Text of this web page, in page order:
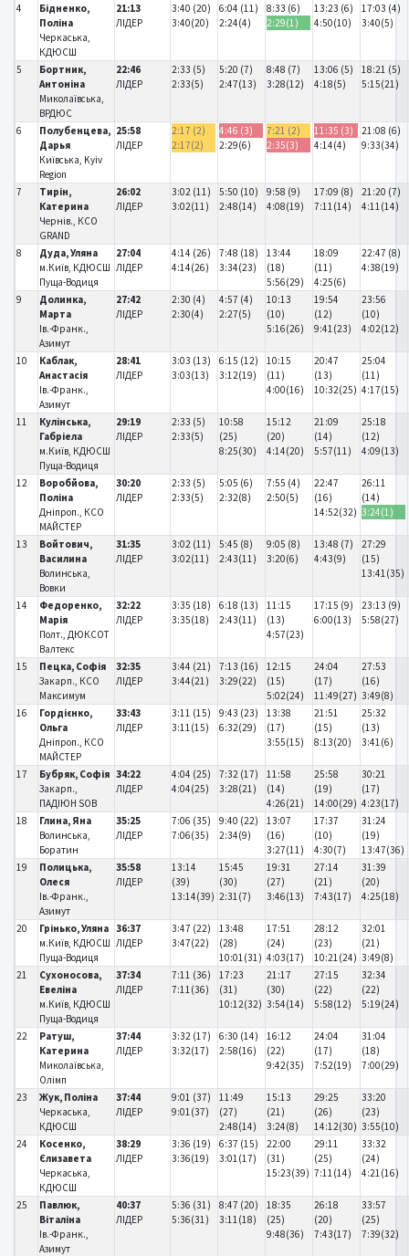
4
Бідненко,
Поліна
Черкаська,
КДЮСШ
21:13
ЛІДЕР
3:40 (20)
3:40(20)
6:04 (11)
2:24(4)
8:33 (6)
2:29(1)
13:23 (6)
4:50(10)
17:03 (4)
3:40(5)
5
Бортник,
Антоніна
Миколаївська,
ВРДЮС
22:46
ЛІДЕР
2:33 (5)
2:33(5)
5:20 (7)
2:47(13)
8:48 (7)
3:28(12)
13:06 (5)
4:18(5)
18:21 (5)
5:15(21)
6
Полубенцева,
Дарья
Київська, Kyiv
Region
25:58
ЛІДЕР
2:17 (2)
2:17(2)
4:46 (3)
2:29(6)
7:21 (2)
2:35(3)
11:35 (3)
4:14(4)
21:08 (6)
9:33(34)
7
Тирін,
Катерина
Чернів., КСО
GRAND
26:02
ЛІДЕР
3:02 (11)
3:02(11)
5:50 (10)
2:48(14)
9:58 (9)
4:08(19)
17:09 (8)
7:11(14)
21:20 (7)
4:11(14)
8
Дуда, Уляна
м.Київ, КДЮСШ
Пуща-Водиця
27:04
ЛІДЕР
4:14 (26)
4:14(26)
7:48 (18)
3:34(23)
13:44
(18)
5:56(29)
18:09
(11)
4:25(6)
22:47 (8)
4:38(19)
9
Долинка,
Марта
Ів.-Франк.,
Азимут
27:42
ЛІДЕР
2:30 (4)
2:30(4)
4:57 (4)
2:27(5)
10:13
(10)
5:16(26)
19:54
(12)
9:41(23)
23:56
(10)
4:02(12)
10
Каблак,
Анастасія
Ів.-Франк.,
Азимут
28:41
ЛІДЕР
3:03 (13)
3:03(13)
6:15 (12)
3:12(19)
10:15
(11)
4:00(16)
20:47
(13)
10:32(25)
25:04
(11)
4:17(15)
11
Кулінська,
Габріела
м.Київ, КДЮСШ
Пуща-Водиця
29:19
ЛІДЕР
2:33 (5)
2:33(5)
10:58
(25)
8:25(30)
15:12
(20)
4:14(20)
21:09
(14)
5:57(11)
25:18
(12)
4:09(13)
12
Воробйова,
Поліна
Дніпроп., КСО
МАЙСТЕР
30:20
ЛІДЕР
2:33 (5)
2:33(5)
5:05 (6)
2:32(8)
7:55 (4)
2:50(5)
22:47
(16)
14:52(32)
26:11
(14)
3:24(1)
13
Войтович,
Василина
Волинська,
Вовки
31:35
ЛІДЕР
3:02 (11)
3:02(11)
5:45 (8)
2:43(11)
9:05 (8)
3:20(6)
13:48 (7)
4:43(9)
27:29
(15)
13:41(35)
14
Федоренко,
Марія
Полт., ДЮКСОТ
Валтекс
32:22
ЛІДЕР
3:35 (18)
3:35(18)
6:18 (13)
2:43(11)
11:15
(13)
4:57(23)
17:15 (9)
6:00(13)
23:13 (9)
5:58(27)
15
Пецка, Софія
Закарп., КСО
Максимум
32:35
ЛІДЕР
3:44 (21)
3:44(21)
7:13 (16)
3:29(22)
12:15
(15)
5:02(24)
24:04
(17)
11:49(27)
27:53
(16)
3:49(8)
16
Гордієнко,
Ольга
Дніпроп., КСО
МАЙСТЕР
33:43
ЛІДЕР
3:11 (15)
3:11(15)
9:43 (23)
6:32(29)
13:38
(17)
3:55(15)
21:51
(15)
8:13(20)
25:32
(13)
3:41(6)
17
Бубряк, Софія
Закарп.,
ПАДІЮН SOB
34:22
ЛІДЕР
4:04 (25)
4:04(25)
7:32 (17)
3:28(21)
11:58
(14)
4:26(21)
25:58
(19)
14:00(29)
30:21
(17)
4:23(17)
18
Глина, Яна
Волинська,
Боратин
35:25
ЛІДЕР
7:06 (35)
7:06(35)
9:40 (22)
2:34(9)
13:07
(16)
3:27(11)
17:37
(10)
4:30(7)
31:24
(19)
13:47(36)
19
Полицька,
Олеся
Ів.-Франк.,
Азимут
35:58
ЛІДЕР
13:14
(39)
13:14(39)
15:45
(30)
2:31(7)
19:31
(27)
3:46(13)
27:14
(21)
7:43(17)
31:39
(20)
4:25(18)
20
Грінько, Уляна
м.Київ, КДЮСШ
Пуща-Водиця
36:37
ЛІДЕР
3:47 (22)
3:47(22)
13:48
(28)
10:01(31)
17:51
(24)
4:03(17)
28:12
(23)
10:21(24)
32:01
(21)
3:49(8)
21
Сухоносова,
Евеліна
м.Київ, КДЮСШ
Пуща-Водиця
37:34
ЛІДЕР
7:11 (36)
7:11(36)
17:23
(31)
10:12(32)
21:17
(30)
3:54(14)
27:15
(22)
5:58(12)
32:34
(22)
5:19(24)
22
Ратуш,
Катерина
Миколаївська,
Олімп
37:44
ЛІДЕР
3:32 (17)
3:32(17)
6:30 (14)
2:58(16)
16:12
(22)
9:42(35)
24:04
(17)
7:52(19)
31:04
(18)
7:00(29)
23
Жук, Поліна
Черкаська,
КДЮСШ
37:44
ЛІДЕР
9:01 (37)
9:01(37)
11:49
(27)
2:48(14)
15:13
(21)
3:24(8)
29:25
(26)
14:12(30)
33:20
(23)
3:55(10)
24
Косенко,
Єлизавета
Черкаська,
КДЮСШ
38:29
ЛІДЕР
3:36 (19)
3:36(19)
6:37 (15)
3:01(17)
22:00
(31)
15:23(39)
29:11
(25)
7:11(14)
33:32
(24)
4:21(16)
25
Павлюк,
Віталіна
Ів.-Франк.,
Азимут
40:37
ЛІДЕР
5:36 (31)
5:36(31)
8:47 (20)
3:11(18)
18:35
(25)
9:48(36)
26:18
(20)
7:43(17)
33:57
(25)
7:39(32)